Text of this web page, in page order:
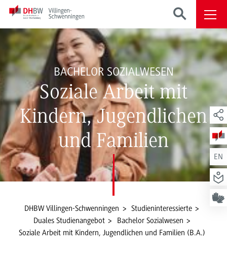
BACHELOR SOZIALWESEN
Soziale Arbeit mit
Kindern, Jugendlichen
und Familien
EN
DHBW Villingen-Schwenningen
Studieninteressierte
Duales Studienangebot
Bachelor Sozialwesen
Soziale Arbeit mit Kindern, Jugendlichen und Familien (B.A.)